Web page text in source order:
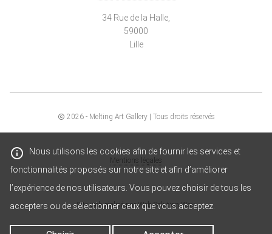
Nous utilisons les cookies afin de fournir les services et
fonctionnalités proposés sur notre site et afin d’améliorer
l’expérience de nos utilisateurs. Vous pouvez choisir de tous les
accepters ou de sélectionner ceux que vous acceptez.
34 Rue de la Halle,
59000
Lille
2026- Melting Art Gallery | Tous droits réservés
Mentions légales
Site web réalisé parWeb Solution Way